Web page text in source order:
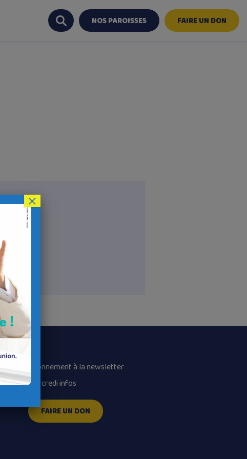
NOS PAROISSES FAIRE UN DON
Abonnement à la newsletter
Mercredi infos
FAIRE UN DON
×